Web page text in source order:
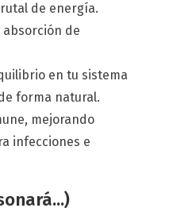
de energía.
absorción de
en tu sistema
forma natural.
mejorando
infecciones e